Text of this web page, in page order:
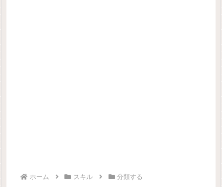
ホーム スキル 分類する